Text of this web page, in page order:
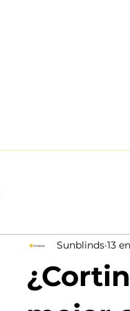
Sunblinds 13